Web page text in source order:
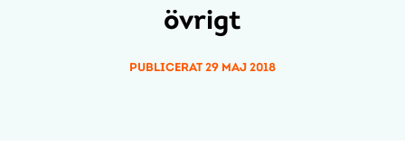
övrigt
PUBLICERAT 29 MAJ 2018